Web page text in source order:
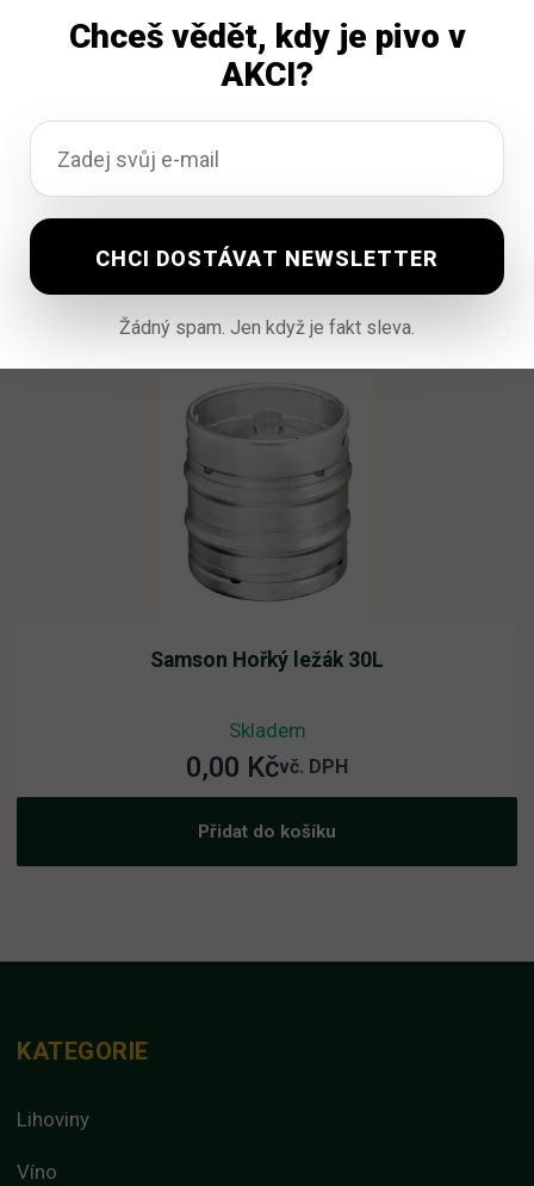
Černá Hora 12 Ležák 50 L
2 210,62Kčvč. DPH
Čtěte více
Samson Hořký ležák 30L
Skladem
0,00 Kčvč. DPH
Přidat do košíku
KATEGORIE
Lihoviny
Víno
Chceš vědět, kdy je pivo v
AKCI?
Žádný spam. Jen když je fakt sleva.